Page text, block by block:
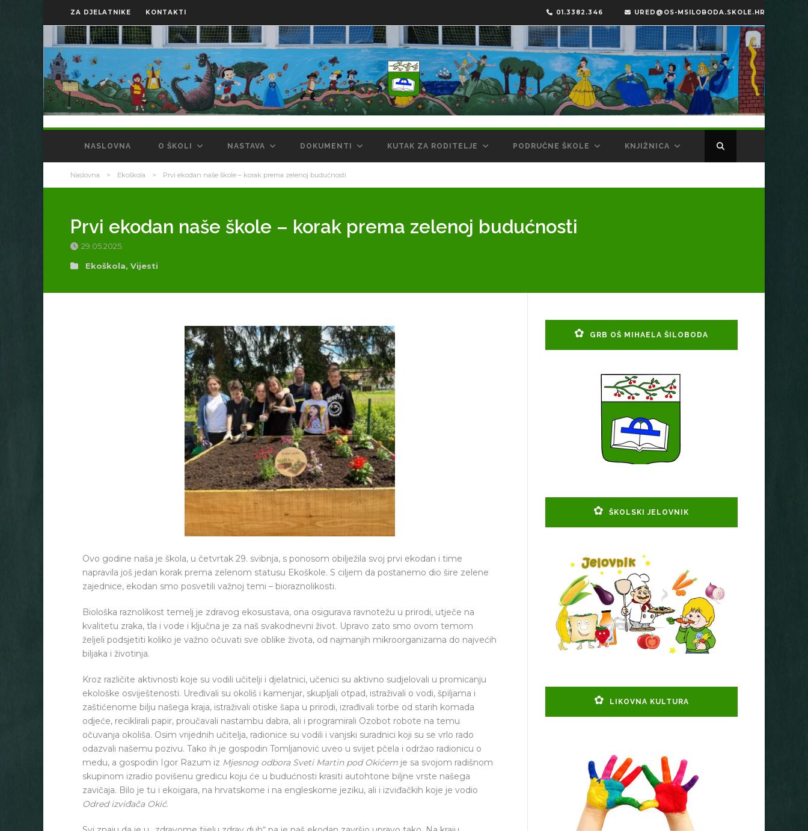
ZA DJELATNIKE KONTAKTI 01.3382.346 URED@OS-MSILOBODA.SKOLE.HR
NASLOVNA O ŠKOLI NASTAVA DOKUMENTI KUTAK ZA RODITELJE PODRUČNE ŠKOLE KNJIŽNICA
Naslovna > Ekoškola > Prvi ekodan naše škole – korak prema zelenoj budućnosti
Prvi ekodan naše škole – korak prema zelenoj budućnosti
29.05.2025.
Ekoškola, Vijesti
Ovo godine naša je škola, u četvrtak 29. svibnja, s ponosom obilježila svoj prvi ekodan i time
napravila još jedan korak prema zelenom statusu Ekoškole. S ciljem da postanemo dio šire zelene
zajednice, ekodan smo posvetili važnoj temi – bioraznolikosti.
Biološka raznolikost temelj je zdravog ekosustava, ona osigurava ravnotežu u prirodi, utječe na
kvalitetu zraka, tla i vode i ključna je za naš svakodnevni život. Upravo zato smo ovom temom
željeli podsjetiti koliko je važno očuvati sve oblike života, od najmanjih mikroorganizama do najvećih
biljaka i životinja.
Kroz različite aktivnosti koje su vodili učitelji i djelatnici, učenici su aktivno sudjelovali u promicanju
ekološke osviještenosti. Uređivali su okoliš i kamenjar, skupljali otpad, istraživali o vodi, špiljama i
zaštićenome bilju našega kraja, istraživali otiske šapa u prirodi, izrađivali torbe od starih komada
odjeće, reciklirali papir, proučavali nastambu dabra, ali i programirali Ozobot robote na temu
očuvanja okoliša. Osim vrijednih učitelja, radionice su vodili i vanjski suradnici koji su se vrlo rado
odazvali našemu pozivu. Tako ih je gospodin Tomljanović uveo u svijet pčela i održao radionicu o
medu, a gospodin Igor Razum iz Mjesnog odbora Sveti Martin pod Okićem je sa svojom radišnom
skupinom izradio povišenu gredicu koju će u budućnosti krasiti autohtone biljne vrste našega
zavičaja. Bilo je tu i ekoigara, na hrvatskome i na engleskome jeziku, ali i izviđačkih koje je vodio
Odred izviđača Okić.
GRB OŠ MIHAELA ŠILOBODA
ŠKOLSKI JELOVNIK
LIKOVNA KULTURA